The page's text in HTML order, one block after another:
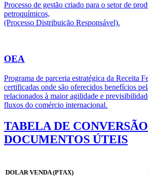
Processo de gestão criado para o setor de
petroquímicos,
(Processo Distribuição Responsável).
OEA
Programa de parceria estratégica da Receita
certificadas onde são oferecidos benefícios
relacionados à maior agilidade e
fluxos do comércio internacional.
TABELA DE
DOCUMENTOS ÚTEIS
DOLAR VENDA (PTAX)